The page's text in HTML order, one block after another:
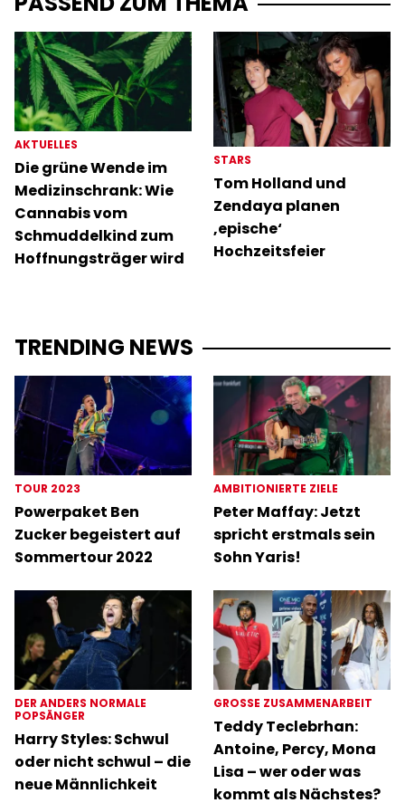
AKTUELLES
Die grüne Wende im
Medizinschrank: Wie
Cannabis vom
Schmuddelkind zum
Hoffnungsträger wird
STARS
Tom Holland und
Zendaya planen
‚epische‘
Hochzeitsfeier
TRENDING NEWS
TOUR 2023
Powerpaket Ben
Zucker begeistert auf
Sommertour 2022
AMBITIONIERTE ZIELE
Peter Maffay: Jetzt
spricht erstmals sein
Sohn Yaris!
DER ANDERS NORMALE
POPSÄNGER
Harry Styles: Schwul
oder nicht schwul – die
neue Männlichkeit
GROSSE ZUSAMMENARBEIT
Teddy Teclebrhan:
Antoine, Percy, Mona
Lisa – wer oder was
kommt als Nächstes?